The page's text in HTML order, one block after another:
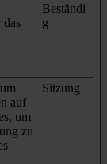
das
Beständi
g
auf
um
zu
Sitzung